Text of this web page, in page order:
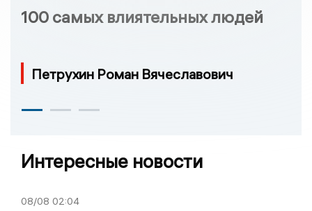
100 самых влиятельных людей
Петрухин Роман Вячеславович
Интересные новости
08/08 02:04